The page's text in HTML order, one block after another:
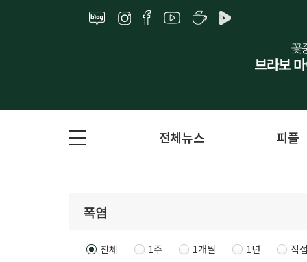
전체뉴스 피플
전체 1주 1개월 1년 직